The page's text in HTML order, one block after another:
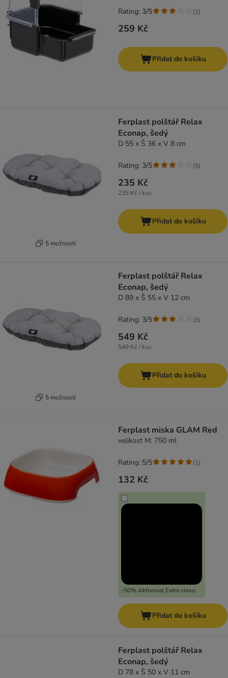
259 Kč
Rating: 3/5 (2)
Přidat do košíku
5 možností
Ferplast polštář Relax
Econap, šedý
D 55 x Š 36 x V 8 cm
235 Kč
235 Kč / kus
Rating: 3/5 (5)
Přidat do košíku
5 možností
Ferplast polštář Relax
Econap, šedý
D 89 x Š 55 x V 12 cm
549 Kč
549 Kč / kus
Rating: 3/5 (5)
Přidat do košíku
Ferplast miska GLAM Red
velikost M: 750 ml
132 Kč
-50% Aktivovat Extra slevu
Rating: 5/5 (1)
Přidat do košíku
Ferplast polštář Relax
Econap, šedý
D 78 x Š 50 x V 11 cm